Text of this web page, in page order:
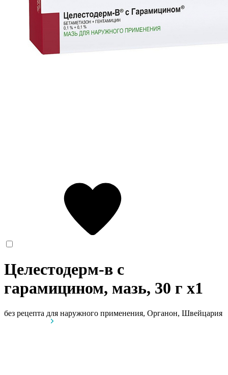
Целестодерм-в с
гарамицином, мазь, 30 г x1
без рецепта для наружного применения, Органон, Швейцария